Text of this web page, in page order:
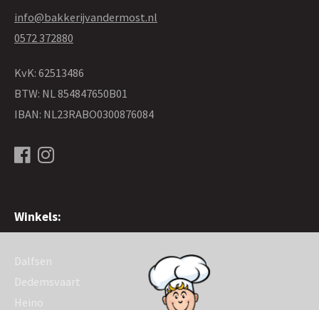
info@bakkerijvandermost.nl
0572 372880
KvK: 62513486
BTW: NL 854847650B01
IBAN: NL23RABO0300876084
Winkels:
Dalfsen
Dedemsvaart
Heino